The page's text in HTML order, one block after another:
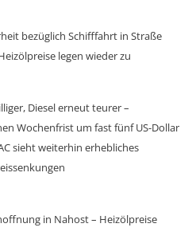
bezüglich Schifffahrt in Straße
legen wieder zu
Diesel erneut teurer –
Wochenfrist um fast fünf US-Dollar
sieht weiterhin erhebliches
in Nahost – Heizölpreise